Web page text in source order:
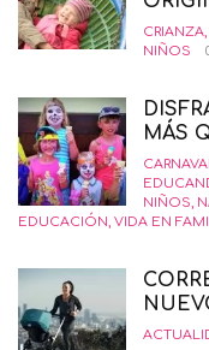
CRIANZA,
NIÑOS
MÁS
NIÑOS,
EDUCACIÓN, VIDA EN